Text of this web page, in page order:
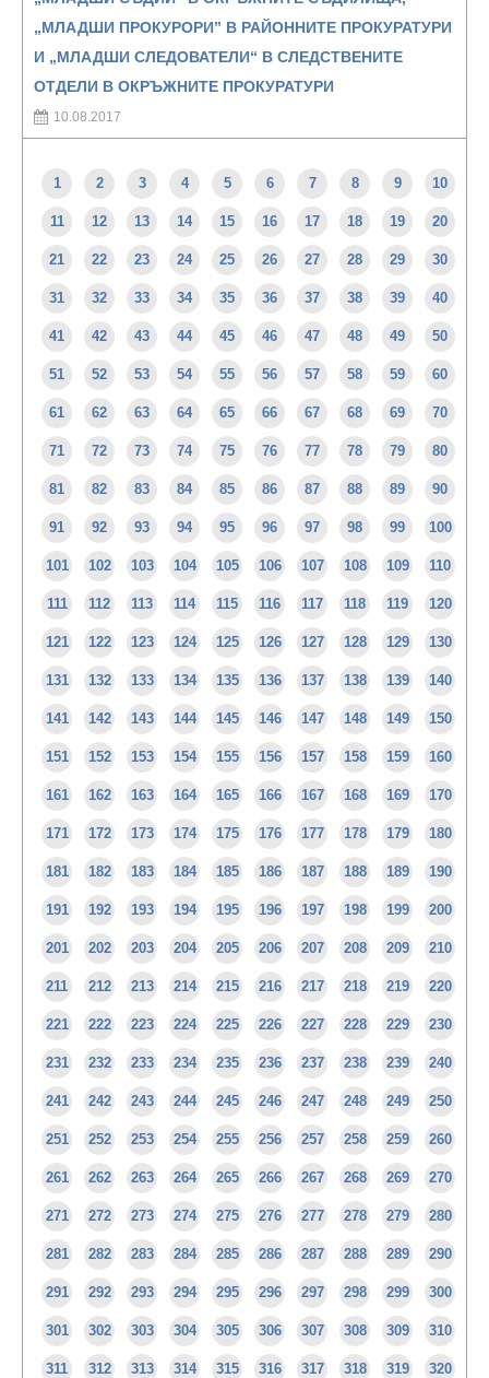
„МЛАДШИ ПРОКУРОРИ” В РАЙОННИТЕ ПРОКУРАТУРИ
И „МЛАДШИ СЛЕДОВАТЕЛИ“ В СЛЕДСТВЕНИТЕ
ОТДЕЛИ В ОКРЪЖНИТЕ ПРОКУРАТУРИ
10.08.2017
1 2 3 4 5 6 7 8 9 10
11 12 13 14 15 16 17 18 19 20
21 22 23 24 25 26 27 28 29 30
31 32 33 34 35 36 37 38 39 40
41 42 43 44 45 46 47 48 49 50
51 52 53 54 55 56 57 58 59 60
61 62 63 64 65 66 67 68 69 70
71 72 73 74 75 76 77 78 79 80
81 82 83 84 85 86 87 88 89 90
91 92 93 94 95 96 97 98 99 100
101 102 103 104 105 106 107 108 109 110
111 112 113 114 115 116 117 118 119 120
121 122 123 124 125 126 127 128 129 130
131 132 133 134 135 136 137 138 139 140
141 142 143 144 145 146 147 148 149 150
151 152 153 154 155 156 157 158 159 160
161 162 163 164 165 166 167 168 169 170
171 172 173 174 175 176 177 178 179 180
181 182 183 184 185 186 187 188 189 190
191 192 193 194 195 196 197 198 199 200
201 202 203 204 205 206 207 208 209 210
211 212 213 214 215 216 217 218 219 220
221 222 223 224 225 226 227 228 229 230
231 232 233 234 235 236 237 238 239 240
241 242 243 244 245 246 247 248 249 250
251 252 253 254 255 256 257 258 259 260
261 262 263 264 265 266 267 268 269 270
271 272 273 274 275 276 277 278 279 280
281 282 283 284 285 286 287 288 289 290
291 292 293 294 295 296 297 298 299 300
301 302 303 304 305 306 307 308 309 310
311 312 313 314 315 316 317 318 319 320